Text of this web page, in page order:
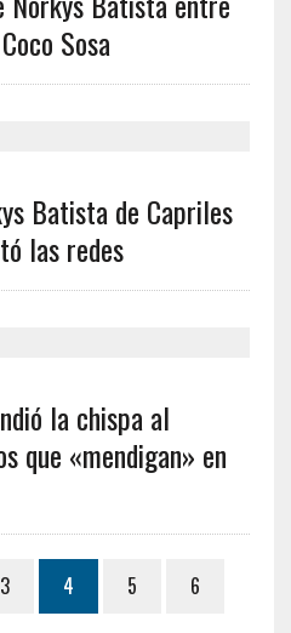
Sosa
Batista de Capriles
las redes
la chispa al
que «mendigan» en
3 4 5
6